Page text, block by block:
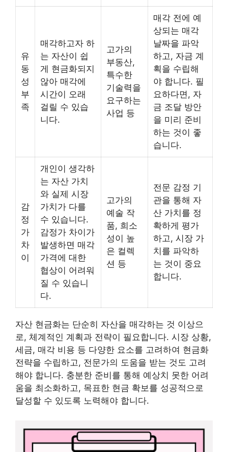
유
동
성
부
족
매각하고자 하
는 자산이 쉽
게 현금화되지
않아 매각에
시간이 오래
걸릴 수 있습
니다.
고가의
부동산,
특수한
기술력을
요구하는
사업 등
매각 전에 예
상되는 매각
날짜을 파악
하고, 자금 계
획을 수립해
야 합니다. 필
요하다면, 자
금 조달 방안
을 미리 준비
하는 것이 좋
습니다.
감
정
가
차
이
개인이 생각하
는 자산 가치
와 실제 시장
가치가 다를
수 있습니다.
감정가 차이가
발생하면 매각
가격에 대한
협상이 어려워
질 수 있습니
다.
고가의
예술 작
품, 희소
성이 높
은 컬렉
션 등
전문 감정 기
관을 통해 자
산 가치를 정
확하게 평가
하고, 시장 가
치를 파악하
는 것이 중요
합니다.
자산 현금화는 단순히 자산을 매각하는 것 이상으
로, 체계적인 계획과 전략이 필요합니다. 시장 상황,
세금, 매각 비용 등 다양한 요소를 고려하여 현금화
전략을 수립하고, 전문가의 도움을 받는 것도 고려
해야 합니다. 충분한 준비를 통해 예상치 못한 어려
움을 최소화하고, 목표한 현금 확보를 성공적으로
달성할 수 있도록 노력해야 합니다.